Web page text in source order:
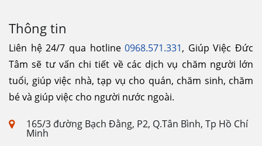
Thông tin
Liên hệ 24/7 qua hotline0968.571.331, Giúp Việc Đức
Tâm sẽ tư vấn chi tiết về các dịch vụ chăm người lớn
tuổi, giúp việc nhà, tạp vụ cho quán, chăm sinh, chăm
bé và giúp việc cho người nước ngoài.
165/3 đường Bạch Đằng, P2, Q.Tân Bình, Tp Hồ Chí
Minh